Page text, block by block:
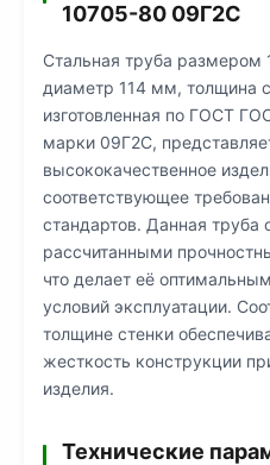
10705-80 09Г2С
Стальная труба
диаметр 114 мм, толщина
изготовленная по ГОСТ
марки 09Г2С,
высококачественное
соответствующее
стандартов. Данная труба
рассчитанными
что делает её
условий эксплуатации.
толщине стенки
жесткость конструкции
изделия.
Технические